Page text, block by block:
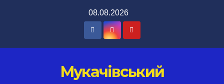
08.08.2026
Мукачівський